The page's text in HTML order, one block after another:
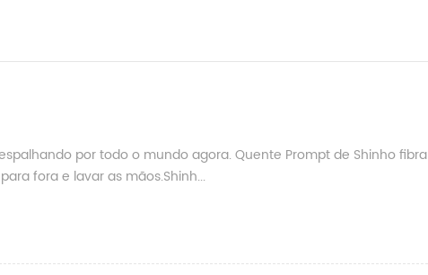
por todo o mundo agora. Quente Prompt de Shinho fibra
fora e lavar as mãos.Shinh...